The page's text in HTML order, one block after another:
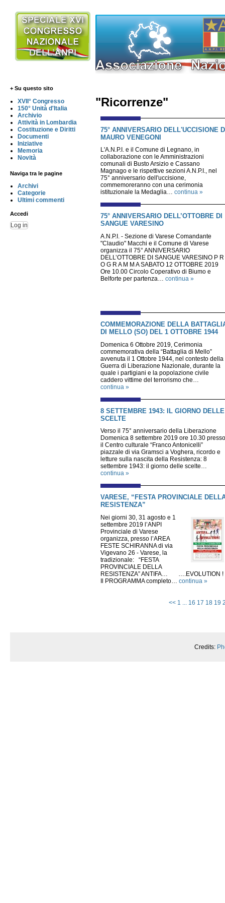
+ Su questo sito
XVII° Congresso
150° Unità d'Italia
Archivio
Attività in Lombardia
Costituzione e Diritti
Documenti
Iniziative
Memoria
Novità
Naviga tra le pagine
Archivi
Categorie
Ultimi commenti
Accedi
Log in
"Ricorrenze"
75° ANNIVERSARIO DELL'UCCISIONE
MAURO VENEGONI
L'A.N.P.I. e il Comune di Legnano, in
collaborazione con le Amministrazioni
comunali di Busto Arsizio e Cassano
Magnago e le rispettive sezioni A.N.P.I., nel
75° anniversario dell'uccisione,
commemoreranno con una cerimonia
istituzionale la Medaglia… continua »
75° ANNIVERSARIO DELL’OTTOBRE DI
SANGUE VARESINO
A.N.P.I. - Sezione di Varese Comandante
"Claudio" Macchi e il Comune di Varese
organizza il 75° ANNIVERSARIO
DELL’OTTOBRE DI SANGUE VARESINO P R
O G R A M M A SABATO 12 OTTOBRE 2019
Ore 10.00 Circolo Coperativo di Biumo e
Belforte per partenza… continua »
COMMEMORAZIONE DELLA
DI MELLO (SO) DEL 1 OTTOBRE 1944
Domenica 6 Ottobre 2019, Cerimonia
commemorativa della “Battaglia di Mello”
avvenuta il 1 Ottobre 1944, nel contesto della
Guerra di Liberazione Nazionale, durante la
quale i partigiani e la popolazione civile
caddero vittime del terrorismo che…
continua »
8 SETTEMBRE 1943: IL GIORNO DELLE
SCELTE
Verso il 75° anniversario della Liberazione
Domenica 8 settembre 2019 ore 10.30 presso
il Centro culturale “Franco Antonicelli”
piazzale di via Gramsci a Voghera, ricordo e
letture sulla nascita della Resistenza: 8
settembre 1943: il giorno delle scelte…
continua »
VARESE, “FESTA PROVINCIALE
RESISTENZA”
Nei giorni 30, 31 agosto e 1
settembre 2019 l’ANPI
Provinciale di Varese
organizza, presso l’AREA
FESTE SCHIRANNA di via
Vigevano 26 - Varese, la
tradizionale: “FESTA
PROVINCIALE DELLA
RESISTENZA” ANTIFA… ….EVOLUTION
Il PROGRAMMA completo… continua »
<< 1 ... 16 17 18 19
Credits: